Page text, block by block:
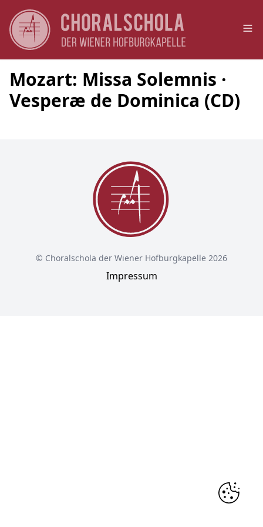
Mozart: Missa Solemnis ·
Vesperæ de Dominica (CD)
© Choralschola der Wiener Hofburgkapelle 2026
Impressum